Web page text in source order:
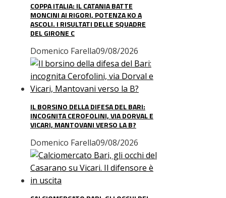
COPPA ITALIA: IL CATANIA BATTE
MONCINI AI RIGORI, POTENZA KO A
ASCOLI. I RISULTATI DELLE SQUADRE
DEL GIRONE C
Domenico Farella09/08/2026
IL BORSINO DELLA DIFESA DEL BARI:
INCOGNITA CEROFOLINI, VIA DORVAL E
VICARI, MANTOVANI VERSO LA B?
Domenico Farella09/08/2026